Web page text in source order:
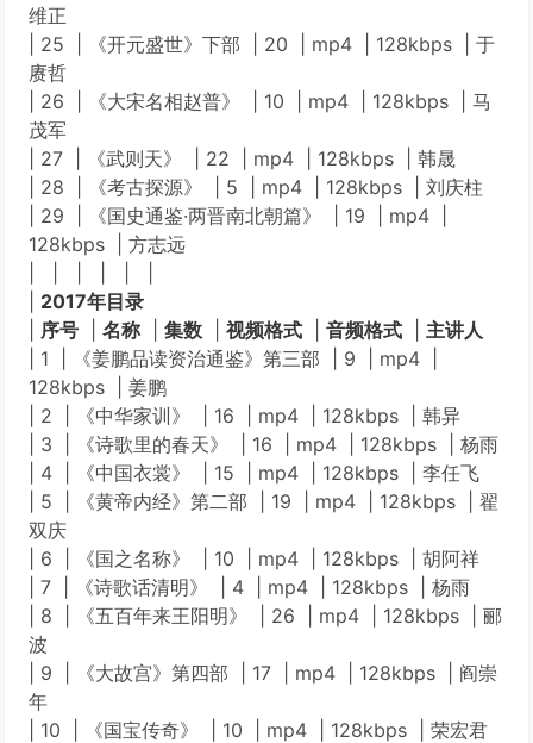
维正
| 25 | 《开元盛世》下部 | 20 | mp4 | 128kbps | 于
赓哲
| 26 | 《大宋名相赵普》 | 10 | mp4 | 128kbps | 马
茂军
| 27 | 《武则天》 | 22 | mp4 | 128kbps | 韩晟
| 28 | 《考古探源》 | 5 | mp4 | 128kbps | 刘庆柱
| 29 | 《国史通鉴·两晋南北朝篇》 | 19 | mp4 |
128kbps | 方志远
2017年目录
序号 名称 集数 视频格式 音频格式
主讲人
| 1 | 《姜鹏品读资治通鉴》第三部 | 9 | mp4 |
128kbps | 姜鹏
| 2 | 《中华家训》 | 16 | mp4 | 128kbps | 韩异
| 3 | 《诗歌里的春天》 | 16 | mp4 | 128kbps | 杨雨
| 4 | 《中国衣裳》 | 15 | mp4 | 128kbps | 李任飞
| 5 | 《黄帝内经》第二部 | 19 | mp4 | 128kbps | 翟
双庆
| 6 | 《国之名称》 | 10 | mp4 | 128kbps | 胡阿祥
| 7 | 《诗歌话清明》 | 4 | mp4 | 128kbps | 杨雨
| 8 | 《五百年来王阳明》 | 26 | mp4 | 128kbps | 郦
波
| 9 | 《大故宫》第四部 | 17 | mp4 | 128kbps | 阎崇
年
| 10 | 《国宝传奇》 | 10 | mp4 | 128kbps | 荣宏君